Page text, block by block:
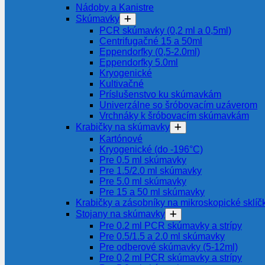
Nádoby a Kanistre
Skúmavky
PCR skúmavky (0,2 ml a 0,5ml)
Centrifugačné 15 a 50ml
Eppendorfky (0,5-2.0ml)
Eppendorfky 5.0ml
Kryogenické
Kultivačné
Príslušenstvo ku skúmavkám
Univerzálne so šróbovacím uzáverom
Vrchnáky k šróbovacím skúmavkám
Krabičky na skúmavky
Kartónové
Kryogenické (do -196°C)
Pre 0.5 ml skúmavky
Pre 1.5/2.0 ml skúmavky
Pre 5.0 ml skúmavky
Pre 15 a 50 ml skúmavky
Krabičky a zásobníky na mikroskopické
Stojany na skúmavky
Pre 0.2 ml PCR skúmavky a strípy
Pre 0.5/1.5 a 2.0 ml skúmavky
Pre odberové skúmavky (5-12ml)
Pre 0,2 ml PCR skúmavky a strípy